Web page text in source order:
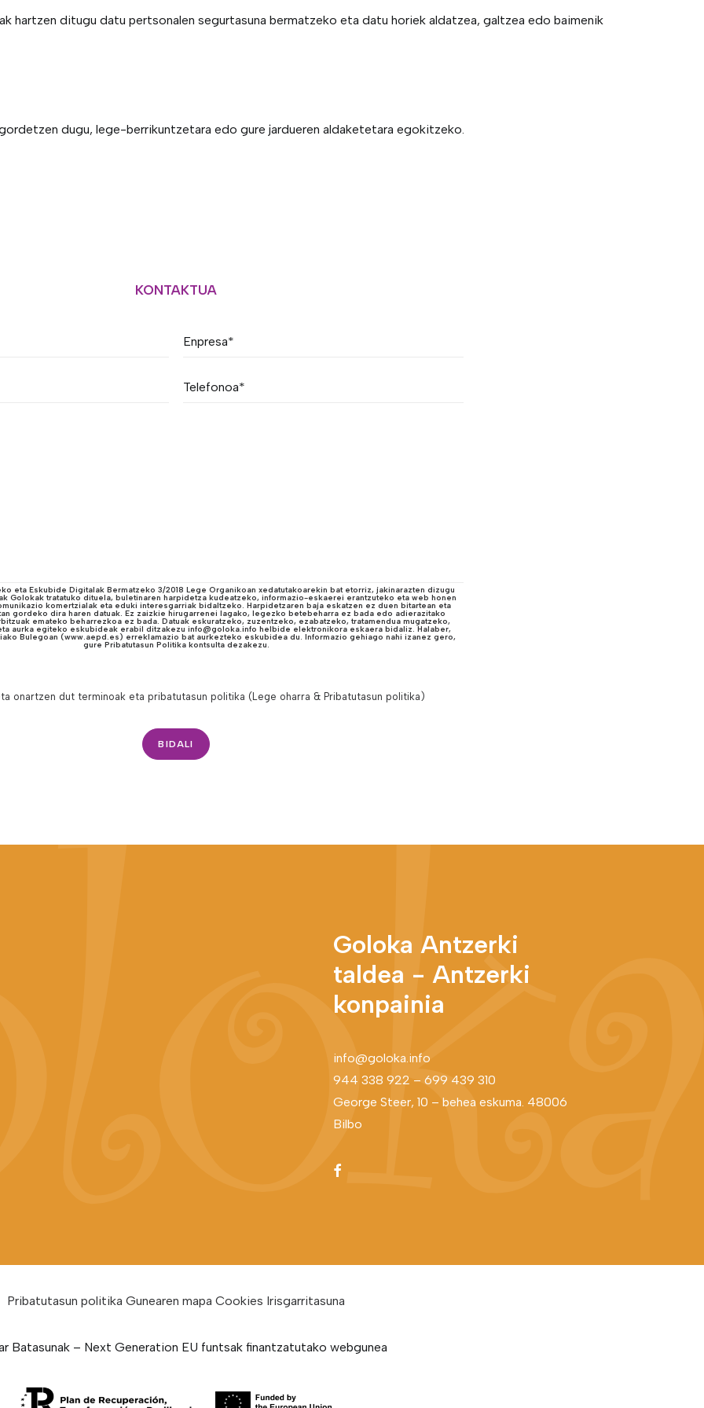
hartzen ditugu datu pertsonalen segurtasuna bermatzeko eta datu horiek aldatzea, galtzea edo baimenik
dugu, lege-berrikuntzetara edo gure jardueren aldaketetara egokitzeko.
KONTAKTUA
eta Eskubide Digitalak Bermatzeko 3/2018 Lege Organikoan xedatutakoarekin bat etorriz, jakinarazten dizugu
Golokak tratatuko dituela, buletinaren harpidetza kudeatzeko, informazio-eskaerei erantzuteko eta web honen
komertzialak eta eduki interesgarriak bidaltzeko. Harpidetzaren baja eskatzen ez duen bitartean eta
gordeko dira haren datuak. Ez zaizkie hirugarrenei lagako, legezko betebeharra ez bada edo adierazitako
emateko beharrezkoa ez bada. Datuak eskuratzeko, zuzentzeko, ezabatzeko, tratamendua mugatzeko,
aurka egiteko eskubideak erabil ditzakezu info@goloka.info helbide elektronikora eskaera bidaliz. Halaber,
Bulegoan (www.aepd.es) erreklamazio bat aurkezteko eskubidea du. Informazio gehiago nahi izanez gero,
gure Pribatutasun Politika kontsulta dezakezu.
onartzen dut terminoak eta pribatutasun politika ( Lege oharra & Pribatutasun politika )
Goloka Antzerki
taldea - Antzerki
konpainia
info@goloka.info
944 338 922 – 699 439 310
George Steer, 10 – behea eskuma. 48006
Bilbo
Pribatutasun politika Gunearen mapa Cookies Irisgarritasuna
Batasunak – Next Generation EU funtsak finantzatutako webgunea